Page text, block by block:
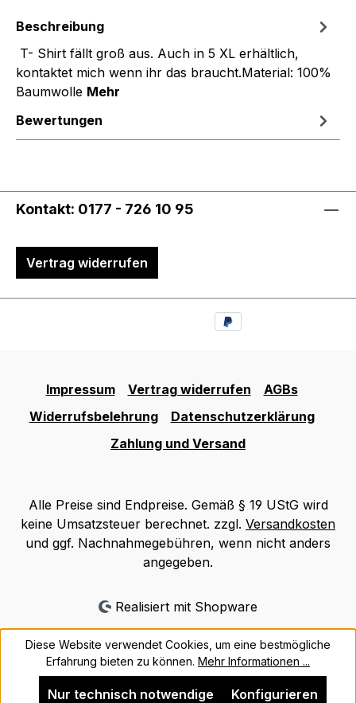
Beschreibung
T- Shirt fällt groß aus. Auch in 5 XL erhältlich,
kontaktet mich wenn ihr das braucht.Material: 100%
Baumwolle Mehr
Bewertungen
Kontakt: 0177 - 726 10 95
Vertrag widerrufen
Impressum Vertrag widerrufen
AGBs
Widerrufsbelehrung
Datenschutzerklärung
Zahlung und Versand
Alle Preise sind Endpreise. Gemäß § 19 UStG wird
keine Umsatzsteuer berechnet. zzgl. Versandkosten
und ggf. Nachnahmegebühren, wenn nicht anders
angegeben.
Realisiert mit Shopware
Diese Website verwendet Cookies, um eine bestmögliche
Erfahrung bieten zu können. Mehr Informationen ...
Nur technisch notwendige Konfigurieren